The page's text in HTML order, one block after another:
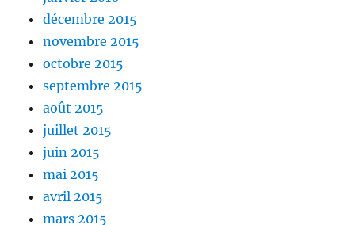
décembre 2015
novembre 2015
octobre 2015
septembre 2015
août 2015
juillet 2015
juin 2015
mai 2015
avril 2015
mars 2015